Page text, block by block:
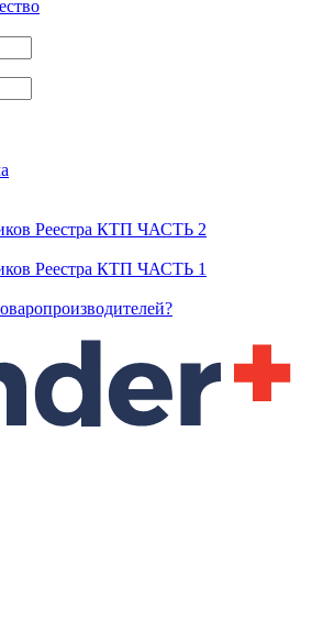
Реестра КТП ЧАСТЬ 2
Реестра КТП ЧАСТЬ 1